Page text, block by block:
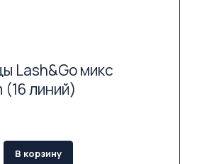
Lash&Go микс
(16 линий)
В корзину